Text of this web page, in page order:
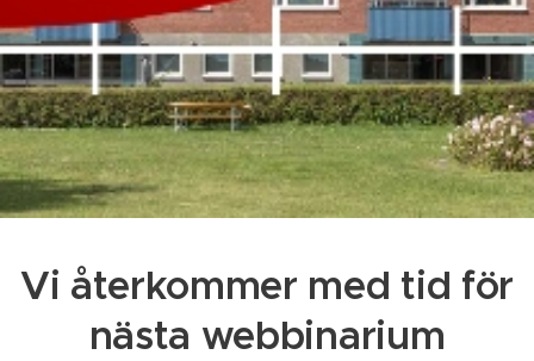
Vi återkommer med tid för
nästa webbinarium